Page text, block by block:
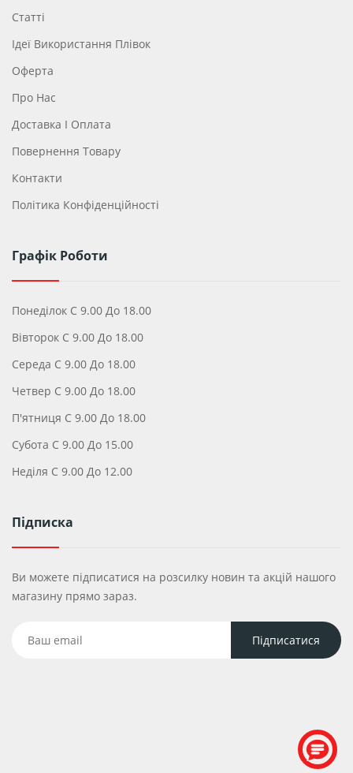
Статті
Ідеї ​​використання Плівок
Оферта
Про Нас
Доставка І Оплата
Повернення Товару
Контакти
Політика Конфіденційності
Графік Роботи
Понеділок С 9.00 До 18.00
Вівторок С 9.00 До 18.00
Середа С 9.00 До 18.00
Четвер С 9.00 До 18.00
П'ятниця С 9.00 До 18.00
Субота С 9.00 До 15.00
Неділя С 9.00 До 12.00
Підписка
Ви можете підписатися на розсилку новин та акцій нашого
магазину прямо зараз.